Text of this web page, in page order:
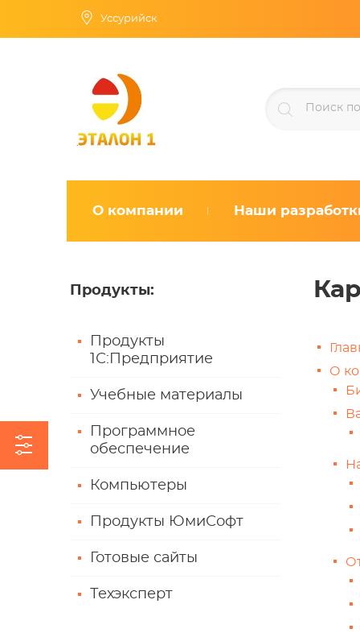
Уссурийск
О компании Наши
Продукты:
Продукты
1С:Предприятие
Учебные материалы
Программное
обеспечение
Компьютеры
Продукты ЮмиСофт
Готовые сайты
Техэксперт
О